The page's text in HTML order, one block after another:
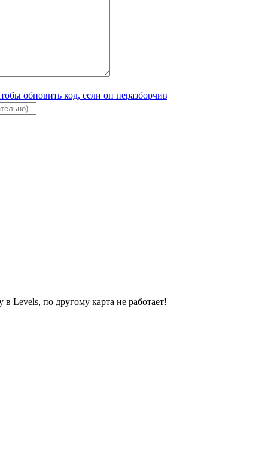
в Levels, по другому карта не работает!